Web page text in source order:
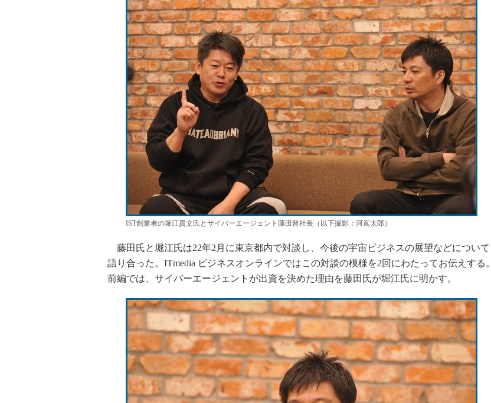
IST創業者の堀江貴文氏とサイバーエージェント藤田晋社長（以下撮影：河嶌太郎）
藤田氏と堀江氏は22年2月に東京都内で対談し、今後の宇宙ビジネスの展望などについて
語り合った。ITmedia ビジネスオンラインではこの対談の模様を2回にわたってお伝えする。
前編では、サイバーエージェントが出資を決めた理由を藤田氏が堀江氏に明かす。